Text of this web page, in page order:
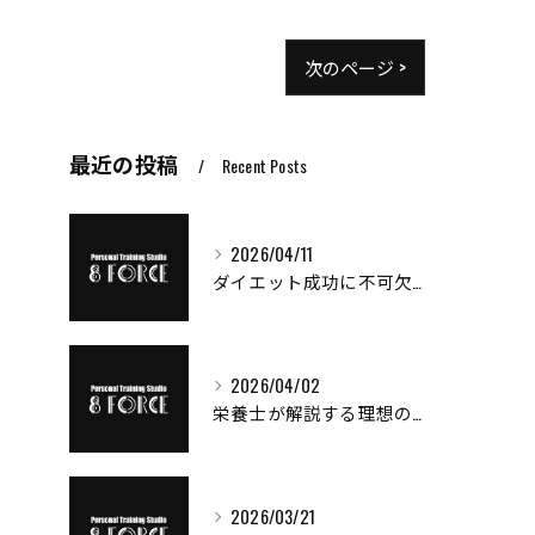
次のページ >
最近の投稿 Recent Posts
2026/04/11
ダイエット成功に不可欠な消費カロリー計算の極意
2026/04/02
栄養士が解説する理想のPFC比
2026/03/21